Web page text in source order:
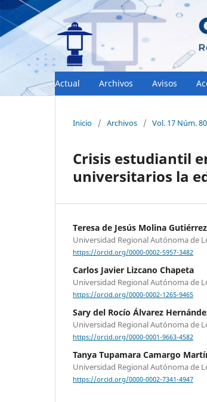
Actual Archivos Avisos
Inicio / Archivos / Vol. 17 Núm.
Crisis estudiantil
universitarios la
Teresa de Jesús Molina Gutiérrez
Universidad Regional Autónoma de
https://orcid.org/0000-0002-5957-3482
Carlos Javier Lizcano Chapeta
Universidad Regional Autónoma de
https://orcid.org/0000-0002-1265-9465
Sary del Rocío Álvarez
Universidad Regional Autónoma de
https://orcid.org/0000-0001-9663-4582
Tanya Tupamara Camargo
Universidad Regional Autónoma de
https://orcid.org/0000-0002-7341-4947